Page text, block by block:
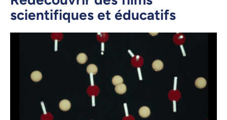
scientifiques et éducatifs